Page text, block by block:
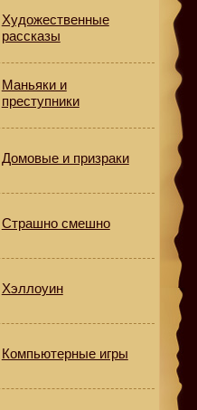
Художественные
рассказы
Маньяки и
преступники
Домовые и призраки
Страшно смешно
Хэллоуин
Компьютерные игры